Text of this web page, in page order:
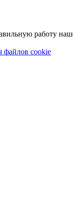
работу
файлов cookie